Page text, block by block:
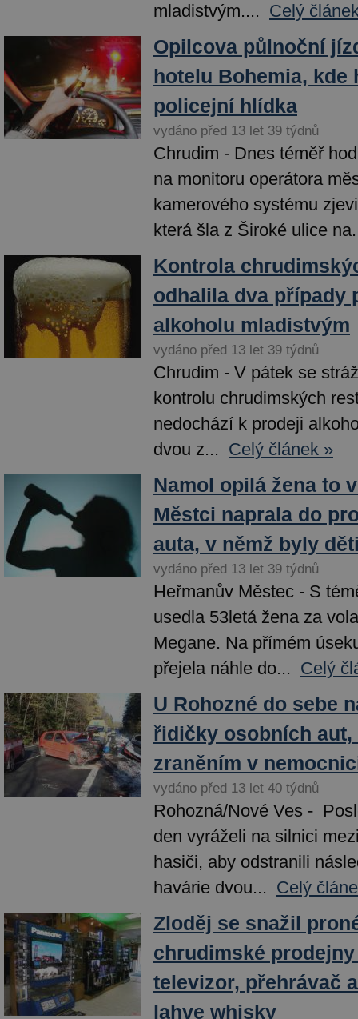
mladistvým.... Celý
Opilcova půlnoční
hotelu Bohemia, kde
policejní hlídka
vydáno před 13 let 39 týdnů
Chrudim - Dnes téměř
na monitoru operátora
kamerového systému
která šla z Široké ulice
Kontrola
odhalila dva případy
alkoholu mladistvým
vydáno před 13 let 39 týdnů
Chrudim - V pátek se
kontrolu chrudimských
nedochází k prodeji
dvou z... Celý článek »
Namol opilá žena to
Městci naprala do
auta, v němž byly
vydáno před 13 let 39 týdnů
Heřmanův Městec - S
usedla 53letá žena za
Megane. Na přímém
přejela náhle do... Celý
U Rohozné do sebe
řidičky osobních
zraněním v
vydáno před 13 let 40 týdnů
Rohozná/Nové Ves -
den vyráželi na silnici
hasiči, aby odstranili
havárie dvou... Celý
Zloděj se snažil
chrudimské
televizor, přehrávač
lahve whisky